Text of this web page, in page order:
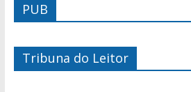
PUB
Tribuna do Leitor